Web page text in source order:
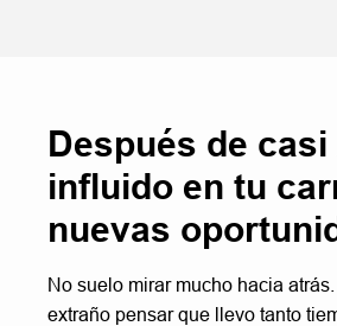
Después de
influido en tu
nuevas
No suelo mirar mucho hacia
extraño pensar que llevo tanto